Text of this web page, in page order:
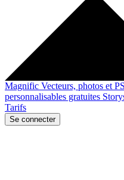
Magnific Vecteurs, photos et
personnalisables gratuites
Tarifs
Se connecter